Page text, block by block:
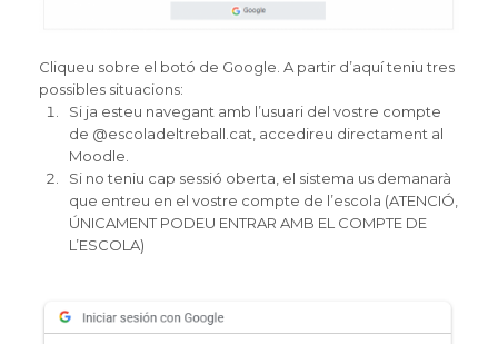
Cliqueu sobre el botó de Google. A partir d’aquí teniu tres
possibles situacions:
Si ja esteu navegant amb l’usuari del vostre compte
de @escoladeltreball.cat , accedireu directament al
Moodle.
Si no teniu cap sessió oberta, el sistema us demanarà
que entreu en el vostre compte de l’escola (ATENCIÓ,
ÚNICAMENT PODEU ENTRAR AMB EL COMPTE DE
L’ESCOLA)